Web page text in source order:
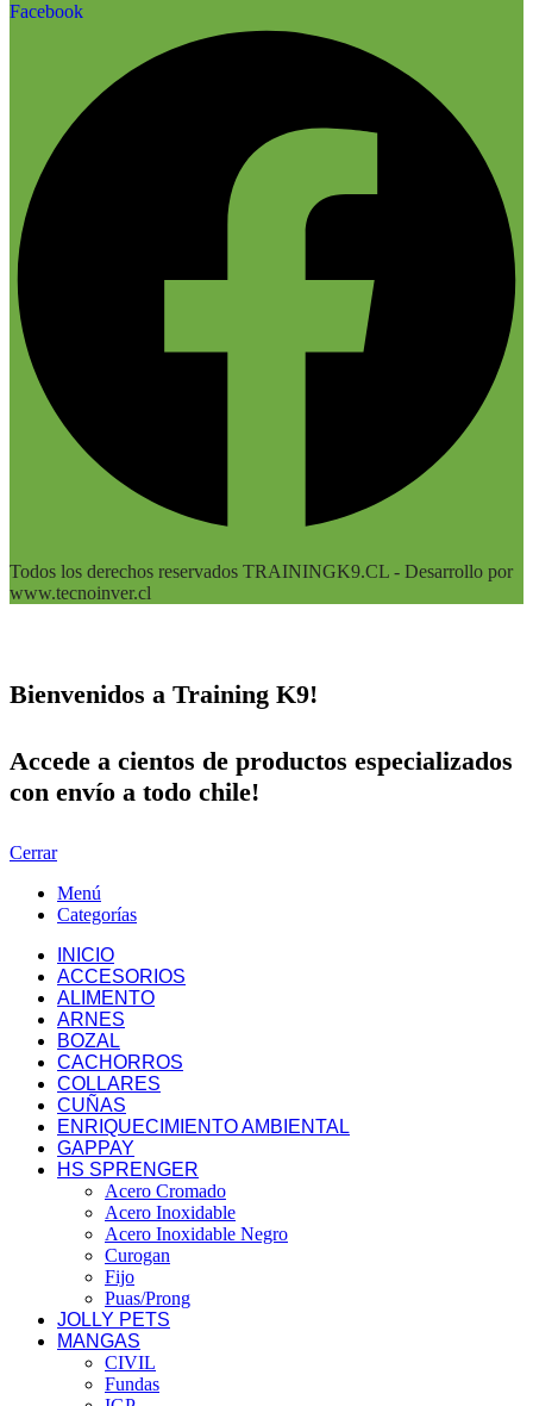
Facebook
Todos los derechos reservados TRAININGK9.CL - Desarrollo por
www.tecnoinver.cl
Bienvenidos a Training K9!
Accede a cientos de productos especializados
con envío a todo chile!
Cerrar
Menú
Categorías
INICIO
ACCESORIOS
ALIMENTO
ARNES
BOZAL
CACHORROS
COLLARES
CUÑAS
ENRIQUECIMIENTO AMBIENTAL
GAPPAY
HS SPRENGER
Acero Cromado
Acero Inoxidable
Acero Inoxidable Negro
Curogan
Fijo
Puas/Prong
JOLLY PETS
MANGAS
CIVIL
Fundas